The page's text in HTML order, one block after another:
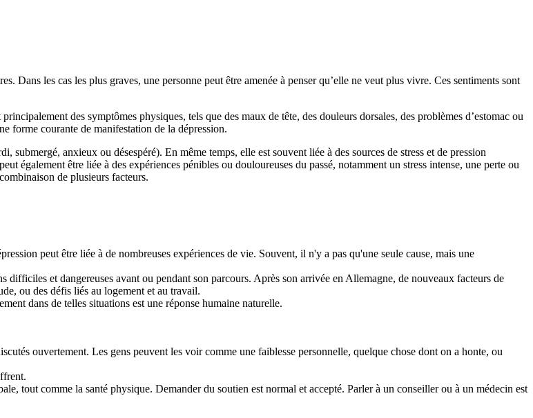
Dans les cas les plus graves, une personne peut être amenée à penser qu’elle ne veut plus vivre. Ces sentiments sont
des symptômes physiques, tels que des maux de tête, des douleurs dorsales, des problèmes d’estomac ou
forme courante de manifestation de la dépression.
submergé, anxieux ou désespéré). En même temps, elle est souvent liée à des sources de stress et de pression
également être liée à des expériences pénibles ou douloureuses du passé, notamment un stress intense, une perte ou
de plusieurs facteurs.
peut être liée à de nombreuses expériences de vie. Souvent, il n'y a pas qu'une seule cause, mais une
et dangereuses avant ou pendant son parcours. Après son arrivée en Allemagne, de nouveaux facteurs de
ou des défis liés au logement et au travail.
dans de telles situations est une réponse humaine naturelle.
ouvertement. Les gens peuvent les voir comme une faiblesse personnelle, quelque chose dont on a honte, ou
tout comme la santé physique. Demander du soutien est normal et accepté. Parler à un conseiller ou à un médecin est